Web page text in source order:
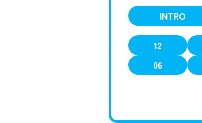
INTRO
12
06